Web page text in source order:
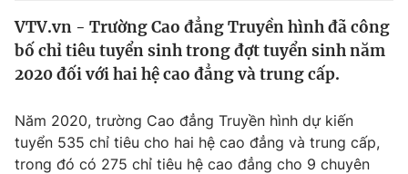
Thế giới
Tin tức
Câu chuyện quốc tế
Kinh tế
Tài chính
Thị trường
Dữ liệu và đời sống
VTV.vn - Trường Cao đẳng Truyền hình đã công
bố chỉ tiêu tuyển sinh trong đợt tuyển sinh năm
2020 đối với hai hệ cao đẳng và trung cấp.
Năm 2020, trường Cao đẳng Truyền hình dự kiến
tuyển 535 chỉ tiêu cho hai hệ cao đẳng và trung cấp,
trong đó có 275 chỉ tiêu hệ cao đẳng cho 9 chuyên